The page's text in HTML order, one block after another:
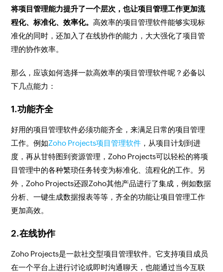
将项目管理能力提升了一个层次，也让项目管理工作更加流
程化、标准化、效率化。高效率的项目管理软件能够实现标
准化的同时，还加入了在线协作的能力，大大强化了项目管
理的协作效率。
那么，应该如何选择一款高效率的项目管理软件呢？必备以
下几点能力：
1.功能齐全
好用的项目管理软件必须功能齐全，来满足日常的项目管理
工作。例如Zoho Projects项目管理软件 ，从项目计划到进
度，再从甘特图到资源管理，Zoho Projects可以轻松的将项
目管理中的各种繁琐任务转变为标准化、流程化的工作。另
外，Zoho Projects还跟Zoho其他产品进行了集成，例如数据
分析、一键生成数据报表等等，齐全的功能让项目管理工作
更加高效。
2.在线协作
Zoho Projects是一款社交型项目管理软件。它支持项目成员
在一个平台上进行讨论或即时沟通聊天，也能通过当今互联